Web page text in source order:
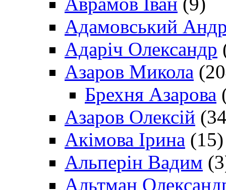
Адамовський
Адаріч Олександр
Азаров Микола
Брехня Азарова
Азаров Олексій
Акімова Ірина (15)
Альперін Вадим
Альтман